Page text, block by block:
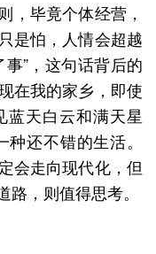
，毕竟个体经营，
是怕，人情会超越
”，这句话背后的
在我的家乡，即使
天白云和满天星
还不错的生活。
会走向现代化，但
，则值得思考。